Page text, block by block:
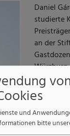
Daniel
studierte
an der
und
bitte